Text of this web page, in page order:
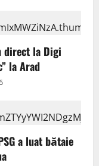
direct la Digi
la Arad
a luat bătaie